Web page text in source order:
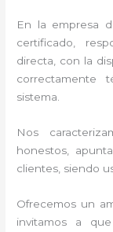
En la empresa
certificado,
directa, con la
correctamente
sistema.
Nos
honestos,
clientes, siendo
Ofrecemos un
invitamos a